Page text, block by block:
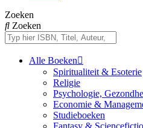
Zoeken
Zoeken
Alle Boeken
Spiritualiteit & Esoterie
Religie
Psychologie,
Economie &
Studieboeken
Fantasy &